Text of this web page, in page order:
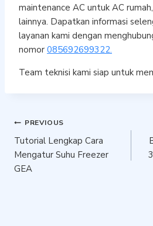
maintenance AC untuk AC
lainnya. Dapatkan informasi
layanan kami dengan
nomor 085692699322.
Team teknisi kami siap untuk
Post
navigation
PREVIOUS
Tutorial Lengkap Cara
Mengatur Suhu Freezer
GEA